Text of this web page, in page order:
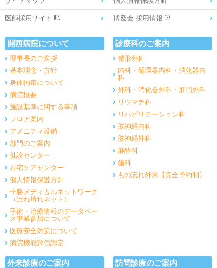
医師採用サイト 博愛会 採用情報
開西病院について
理事長のご挨拶
基本理念・方針
身体拘束について
病院概要
施設基準に関する事項
フロア案内
アメニティ設備
部門のご案内
健診センター
在宅ケアセンター
個人情報保護方針
十勝メディカルネットワーク
（はれ晴れネット）
手術・治療情報のデータベー
ス事業参加について
医療安全対策について
病院機能評価認定
診療科のご案内
整形外科
内科・循環器内科・消化器内
科
外科・消化器外科・肛門外科
リウマチ科
リハビリテーション科
脳神経内科
脳神経外科
麻酔科
歯科
もの忘れ外来【完全予約制】
外来診療のご案内 訪問診療のご案内